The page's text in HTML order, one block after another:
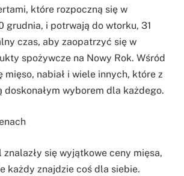
które rozpoczną się w
grudnia, i potrwają do wtorku, 31
czas, aby zaopatrzyć się w
spożywcze na Nowy Rok. Wśród
mięso, nabiał i wiele innych, które z
doskonałym wyborem dla każdego.
się wyjątkowe ceny mięsa,
każdy znajdzie coś dla siebie.